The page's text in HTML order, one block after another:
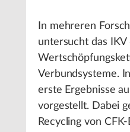
In mehreren
untersucht das IKV
Verbundsysteme.
erste Ergebnisse
vorgestellt. Dabei
Recycling von